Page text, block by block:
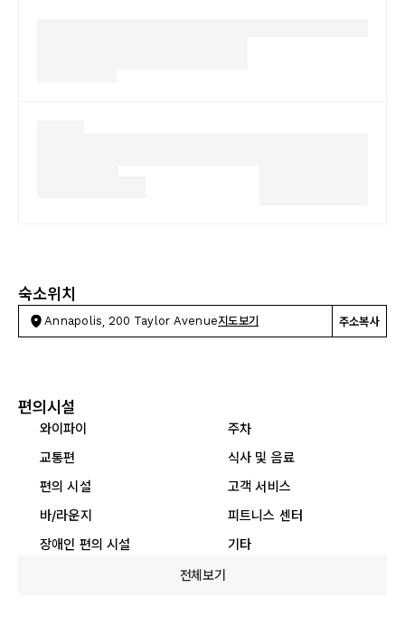
숙소위치
Annapolis, 200 Taylor Avenue지도보기 주소복사
편의시설
와이파이
주차
교통편
식사 및 음료
편의 시설
고객 서비스
바/라운지
피트니스 센터
장애인 편의 시설
기타
전체보기